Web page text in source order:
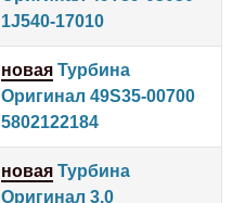
1J540-17010
новая Турбина
Оригинал 49S35-00700
5802122184
новая Турбина
Оригинал 3.0